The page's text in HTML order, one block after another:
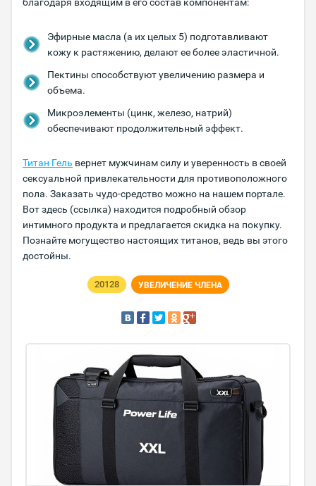
Эфирные масла (а их целых 5) подготавливают
кожу к растяжению, делают ее более эластичной.
Пектины способствуют увеличению размера и
объема.
Микроэлементы (цинк, железо, натрий)
обеспечивают продолжительный эффект.
Титан Гель вернет мужчинам силу и уверенность в своей
сексуальной привлекательности для противоположного
пола. Заказать чудо-средство можно на нашем портале.
Вот здесь (ссылка) находится подробный обзор
интимного продукта и предлагается скидка на покупку.
Познайте могущество настоящих титанов, ведь вы этого
достойны.
20128 УВЕЛИЧЕНИЕ ЧЛЕНА